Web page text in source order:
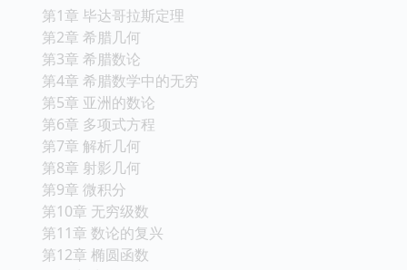
第1章 毕达哥拉斯定理
第2章 希腊几何
第3章 希腊数论
第4章 希腊数学中的无穷
第5章 亚洲的数论
第6章 多项式方程
第7章 解析几何
第8章 射影几何
第9章 微积分
第10章 无穷级数
第11章 数论的复兴
第12章 椭圆函数